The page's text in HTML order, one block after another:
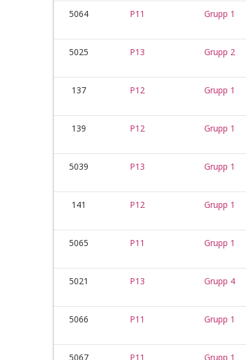
5064 P11 Grupp 1
5025 P13 Grupp 2
137 P12 Grupp 1
139 P12 Grupp 1
5039 P13 Grupp 1
141 P12 Grupp 1
5065 P11 Grupp 1
5021 P13 Grupp 4
5066 P11 Grupp 1
5067 P11 Grupp 1